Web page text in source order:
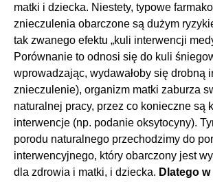
matki i dziecka. Niestety, typowe
znieczulenia obarczone są dużym
tak zwanego efektu „kuli interwencji
Porównanie to odnosi się do kuli
wprowadzając, wydawałoby się drobną
znieczulenie), organizm matki zaburza
naturalnej pracy, przez co konieczne są
interwencje (np. podanie oksytocyny).
porodu naturalnego przechodzimy do
interwencyjnego, który obarczony jest
dla zdrowia i matki, i dziecka. Dlatego